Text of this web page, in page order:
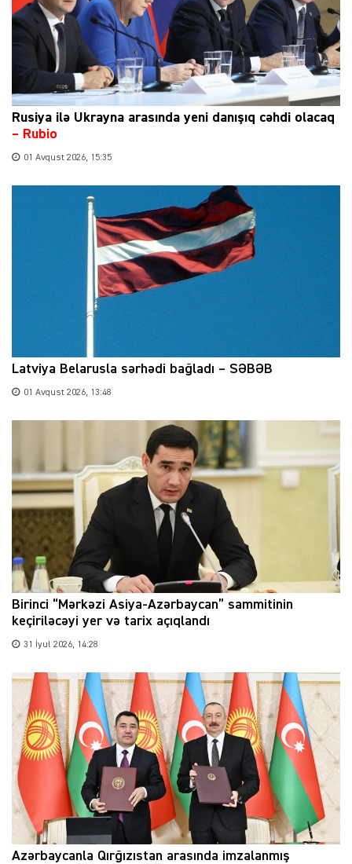
Rusiya ilə Ukrayna arasında yeni danışıq cəhdi olacaq
– Rubio
01 Avqust 2026, 15:35
Latviya Belarusla sərhədi bağladı – SƏBƏB
01 Avqust 2026, 13:48
Birinci “Mərkəzi Asiya-Azərbaycan” sammitinin
keçiriləcəyi yer və tarix açıqlandı
31 İyul 2026, 14:28
Azərbaycanla Qırğızıstan arasında imzalanmış